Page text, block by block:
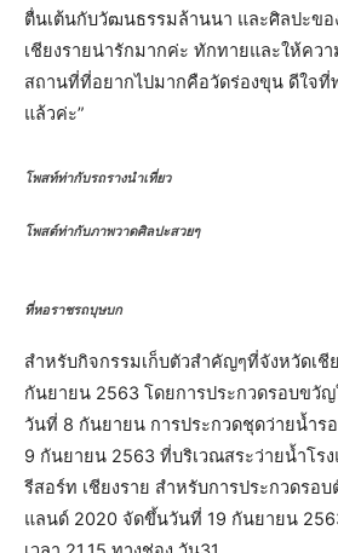
ตื่นเต้นกับวัฒนธรรมล้านนา และศิลปะขอ
เชียงรายน่ารักมากค่ะ ทักทายและให้ควา
สถานที่ที่อยากไปมากคือวัดร่องขุน ดีใจที่
แล้วค่ะ”
โพสท์ท่ากับรถรางนำเที่ยว
โพสต์ท่ากับภาพวาดศิลปะสวยๆ
ที่หอราชรถบุษบก
สำหรับกิจกรรมเก็บตัวสำคัญๆที่จังหวัดเชี
กันยายน 2563 โดยการประกวดรอบขวั
วันที่ 8 กันยายน การประกวดชุดว่ายน้ำร
9 กันยายน 2563 ที่บริเวณสระว่ายน้ำโรง
รีสอร์ท เชียงราย สำหรับการประกวดรอ
แลนด์ 2020 จัดขึ้นวันที่ 19 กันยายน